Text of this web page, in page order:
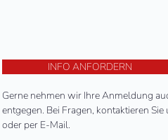
INFO ANFORDERN
Gerne nehmen wir Ihre Anmeldung
entgegen. Bei Fragen, kontaktieren
oder per E-Mail.